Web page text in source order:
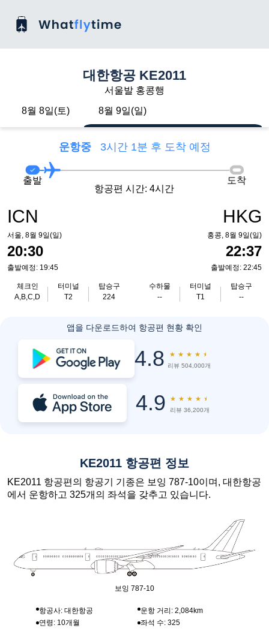
대한항공 KE2011
서울발 홍콩행
8월 8일(토)
8월 9일(일)
운항중 3시간 1분 후 도착 예정
ICN
서울, 8월 9일(일)
20:30
출발예정: 19:45
체크인
A,B,C,D
터미널
T2
탑승구
224
출발
항공편 시간: 4시간
도착
HKG
홍콩, 8월 9일(일)
22:37
출발예정: 22:45
수하물
--
터미널
T1
탑승구
--
앱을 다운로드하여 항공편 현황 확인
4.8 ★ ★ ★ ★ ★
리뷰 504,000개
4.9 ★ ★ ★ ★ ★
리뷰 36,200개
KE2011 항공편 정보
KE2011 항공편의 항공기 기종은 보잉 787-10이며, 대한항공
에서 운항하고 325개의 좌석을 갖추고 있습니다.
보잉 787-10
항공사: 대한항공
운항 거리: 2,084km
연령: 10개월
좌석 수: 325